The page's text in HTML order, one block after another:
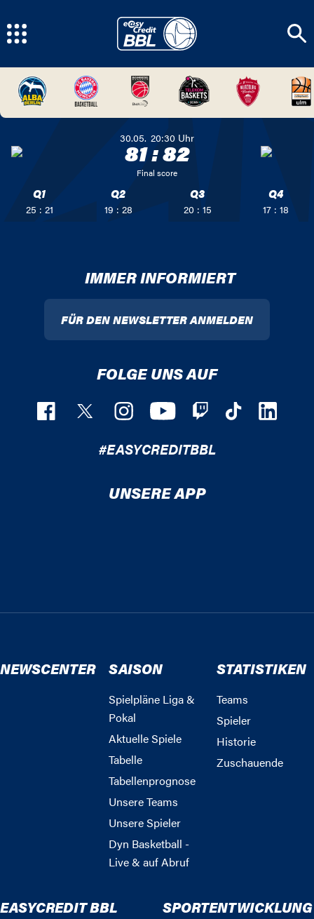
30.05. 20:30 Uhr
81:82
Final score
Q1
25 : 21
Q2
19 : 28
Q3
20 : 15
Q4
17 : 18
IMMER INFORMIERT
FÜR DEN NEWSLETTER ANMELDEN
FOLGE UNS AUF
#EASYCREDITBBL
UNSERE APP
NEWSCENTER SAISON
Spielpläne Liga &
Pokal
Aktuelle Spiele
Tabelle
Tabellenprognose
Unsere Teams
Unsere Spieler
Dyn Basketball -
Live & auf Abruf
STATISTIKEN
Teams
Spieler
Historie
Zuschauende
EASYCREDIT BBL SPORTENTWICKLUNG